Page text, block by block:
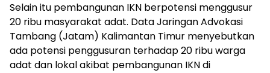
Selain itu pembangunan IKN berpotensi menggusur
20 ribu masyarakat adat. Data Jaringan Advokasi
Tambang (Jatam) Kalimantan Timur menyebutkan
ada potensi penggusuran terhadap 20 ribu warga
adat dan lokal akibat pembangunan IKN di